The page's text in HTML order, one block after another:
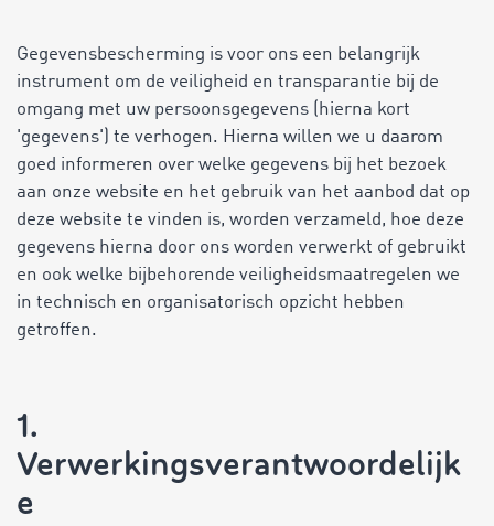
Gegevensbescherming is voor ons een belangrijk
instrument om de veiligheid en transparantie bij de
omgang met uw persoonsgegevens (hierna kort
'gegevens') te verhogen. Hierna willen we u daarom
goed informeren over welke gegevens bij het bezoek
aan onze website en het gebruik van het aanbod dat op
deze website te vinden is, worden verzameld, hoe deze
gegevens hierna door ons worden verwerkt of gebruikt
en ook welke bijbehorende veiligheidsmaatregelen we
in technisch en organisatorisch opzicht hebben
getroffen.
1.
Verwerkingsverantwoordelijk
e